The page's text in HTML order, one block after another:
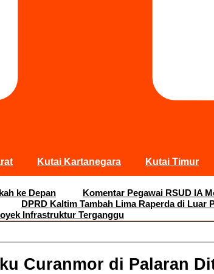
Kutai Kartanegara Kutai Timur
ke Depan Komentar Pegawai RSUD IA
DPRD Kaltim Tambah Lima Raperda di Luar
Infrastruktur Terganggu
Curanmor di Palaran